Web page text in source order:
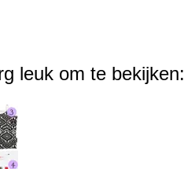
leuk om te bekijken: